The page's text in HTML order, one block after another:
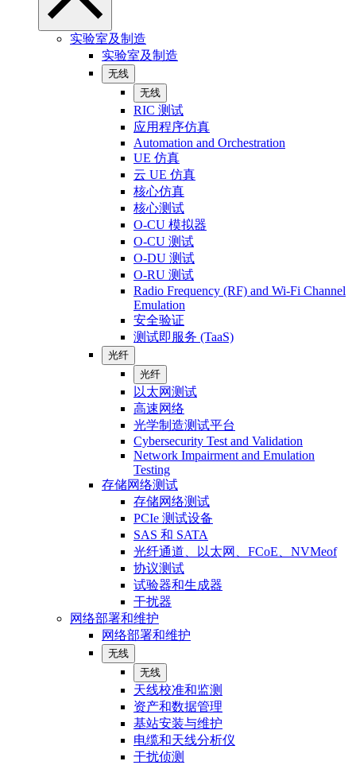
实验室及制造
实验室及制造
无线
无线
RIC 测试
应用程序仿真
Automation and Orchestration
UE 仿真
云 UE 仿真
核心仿真
核心测试
O-CU 模拟器
O-CU 测试
O-DU 测试
O-RU 测试
Radio Frequency (RF) and Wi-Fi Channel
Emulation
安全验证
测试即服务 (TaaS)
光纤
光纤
以太网测试
高速网络
光学制造测试平台
Cybersecurity Test and Validation
Network Impairment and Emulation
Testing
存储网络测试
存储网络测试
PCIe 测试设备
SAS 和 SATA
光纤通道、以太网、FCoE、NVMeof
协议测试
试验器和生成器
干扰器
网络部署和维护
网络部署和维护
无线
无线
天线校准和监测
资产和数据管理
基站安装与维护
电缆和天线分析仪
干扰侦测